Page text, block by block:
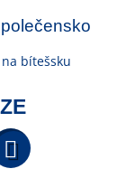
bítešsku